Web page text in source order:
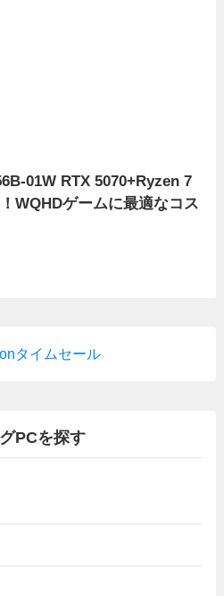
01W RTX 5070+Ryzen 7
WQHDゲームに最適なコス
PCを探す